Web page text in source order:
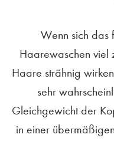
Wenn sich das
Haarewaschen viel
Haare strähnig
sehr
Gleichgewicht der
in einer